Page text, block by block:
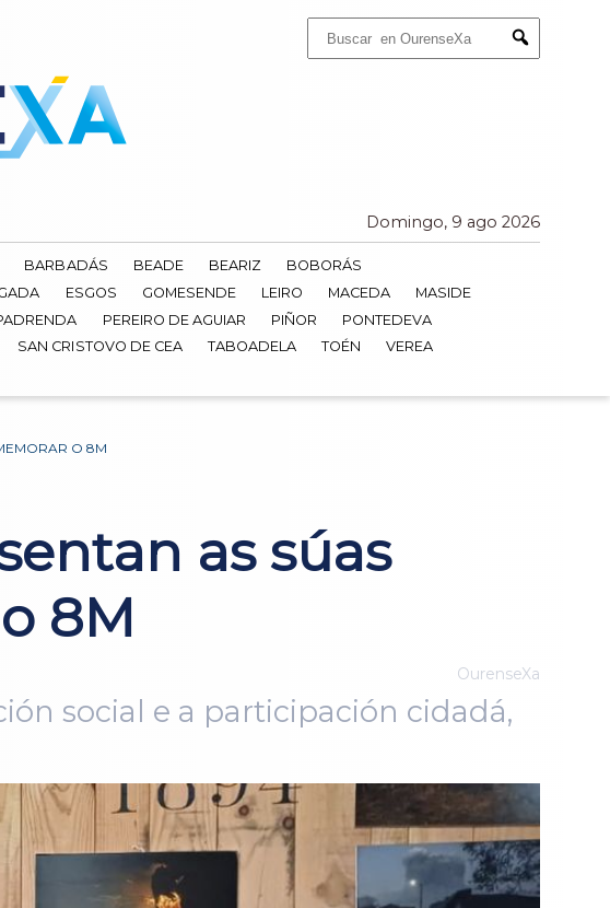
Submit
Domingo, 9 ago 2026
BARBADÁS BEADE BEARIZ
BOBORÁS
ESGOS GOMESENDE LEIRO MACEDA
MASIDE
PEREIRO DE AGUIAR PIÑOR
PONTEDEVA
SAN CRISTOVO DE CEA TABOADELA TOÉN
VEREA
O 8M
as súas
8M
OurenseXa
social e a participación cidadá,